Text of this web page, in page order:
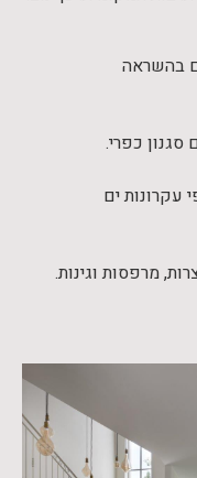
בהשראה
סגנון כפרי.
עקרונות ים
מרפסות וגינות.